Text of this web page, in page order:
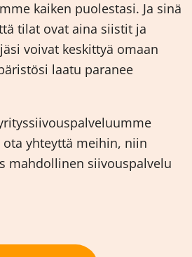
kaiken puolestasi. Ja sinä
tilat ovat aina siistit ja
voivat keskittyä omaan
laatu paranee
yhteyttä meihin, niin
mahdollinen siivouspalvelu